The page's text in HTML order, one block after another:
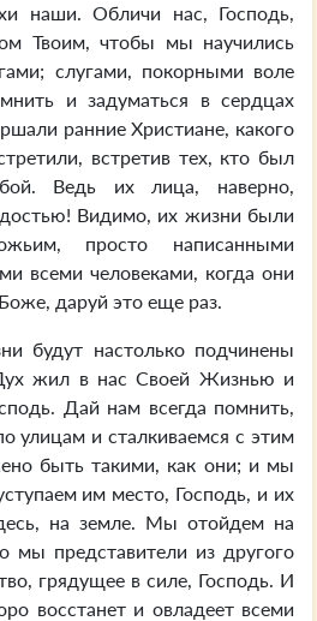
наши. Обличи нас, Господь,
Твоим, чтобы мы научились
слугами, покорными воле
и задуматься в сердцах
ранние Христиане, какого
встретив тех, кто был
Ведь их лица, наверно,
Видимо, их жизни были
просто написанными
всеми человеками, когда они
даруй это еще раз.
будут настолько подчинены
жил в нас Своей Жизнью и
Дай нам всегда помнить,
улицам и сталкиваемся с этим
быть такими, как они; и мы
им место, Господь, и их
на земле. Мы отойдем на
мы представители из другого
грядущее в силе, Господь. И
восстанет и овладеет всеми